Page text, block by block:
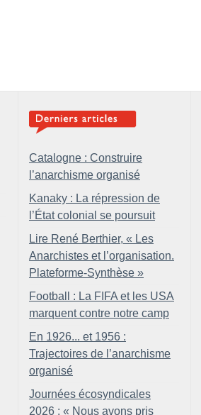
Catalogne : Construire
l’anarchisme organisé
Kanaky : La répression de
l’État colonial se poursuit
Lire René Berthier, « Les
Anarchistes et l’organisation.
Plateforme-Synthèse »
Football : La FIFA et les USA
marquent contre notre camp
En 1926... et 1956 :
Trajectoires de l’anarchisme
organisé
Journées écosyndicales
2026 : « Nous avons pris